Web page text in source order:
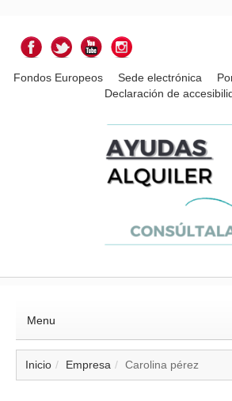
Fondos Europeos Sede electrónica
Declaración de
Menu
Inicio Empresa Carolina pérez